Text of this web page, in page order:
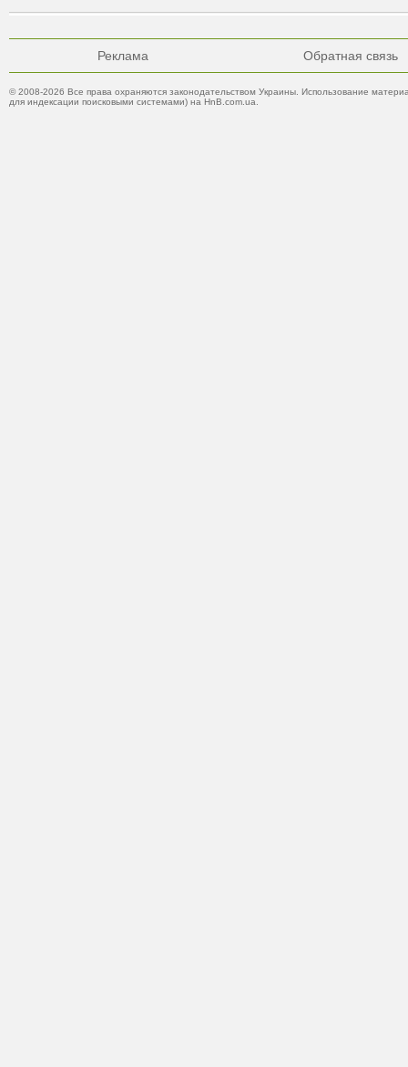
Реклама Обратная связь
© 2008-2026 Все права охраняются законодательством Украины. Использование
для индексации поисковыми системами) на HnB.com.ua.